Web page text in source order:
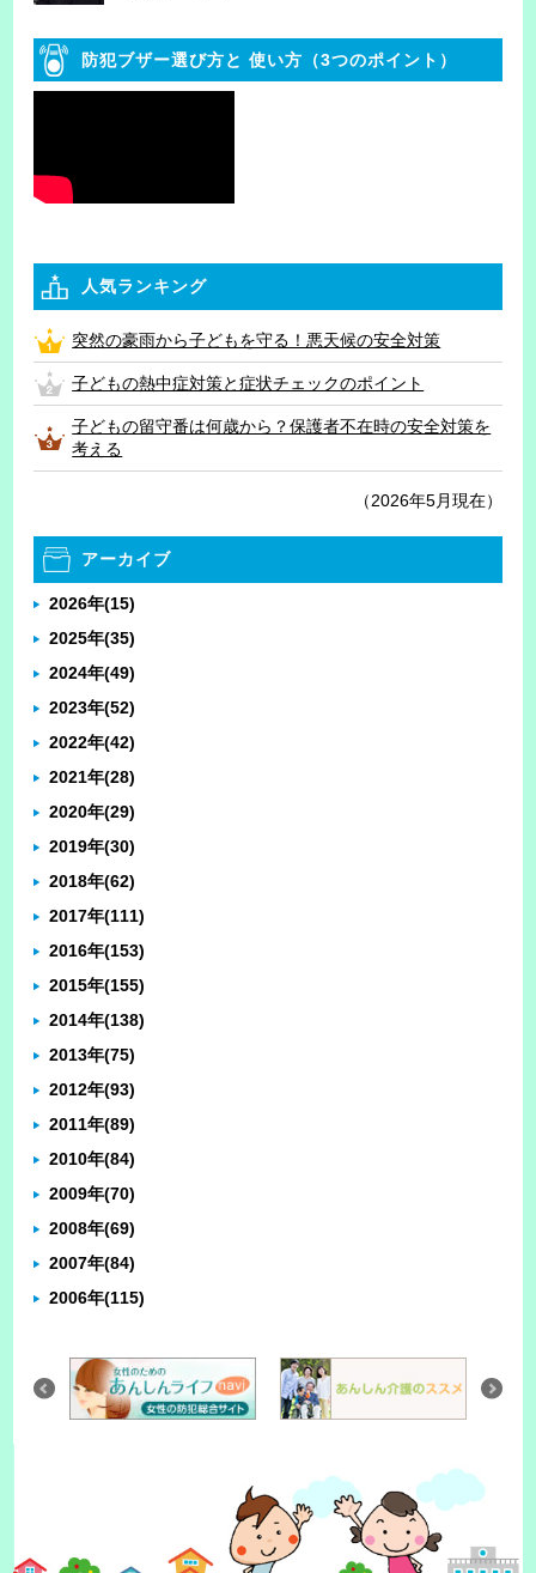
防犯ブザー選び方と 使い方（3つのポイント）
人気ランキング
突然の豪雨から子どもを守る！悪天候の安全対策
子どもの熱中症対策と症状チェックのポイント
子どもの留守番は何歳から？保護者不在時の安全対策を
考える
（2026年5月現在）
アーカイブ
2026年(15)
2025年(35)
2024年(49)
2023年(52)
2022年(42)
2021年(28)
2020年(29)
2019年(30)
2018年(62)
2017年(111)
2016年(153)
2015年(155)
2014年(138)
2013年(75)
2012年(93)
2011年(89)
2010年(84)
2009年(70)
2008年(69)
2007年(84)
2006年(115)